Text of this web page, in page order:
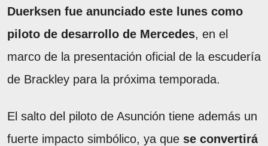
Duerksen fue anunciado este lunes como
piloto de desarrollo de Mercedes, en el
marco de la presentación oficial de la escudería
de Brackley para la próxima temporada.
El salto del piloto de Asunción tiene además un
fuerte impacto simbólico, ya que se convertirá